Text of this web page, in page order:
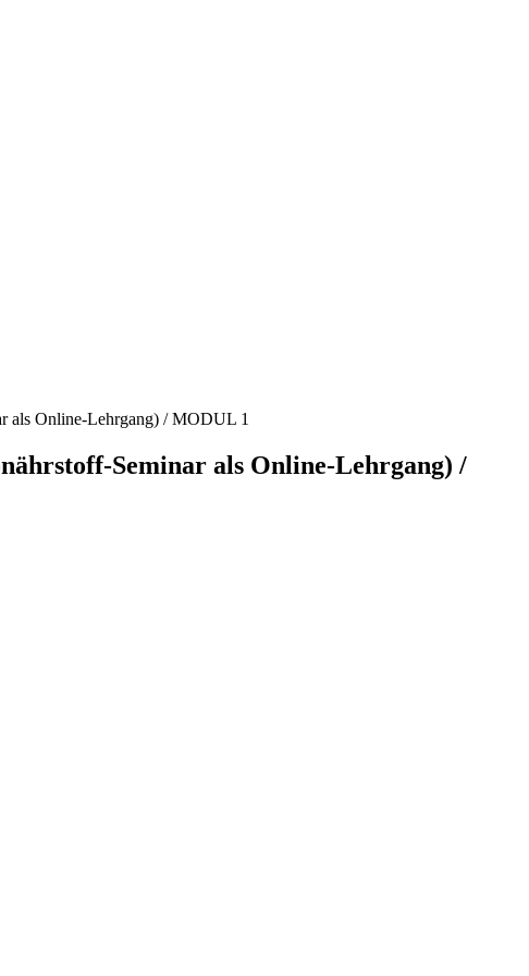
Online-Lehrgang) / MODUL 1
Seminar als Online-Lehrgang) /